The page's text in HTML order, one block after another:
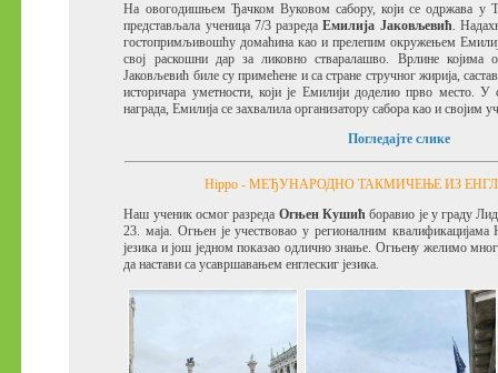
На овогодишњем Ђачком Вуковом сабору, који се одржава у
представљала ученица 7/3 разредаЕмилија Јаковљевић.
гостопримљивошћу домаћина као и прелепим окружењем
свој раскошни дар за ликовно стваралашво. Врлине којима
Јаковљевић биле су примећене и са стране стручног жирија,
историчара уметности, који је Емилији доделио прво место.
награда, Емилија се захвалила организатору сабора као и својим
Погледајте слике
Hippo - МЕЂУНАРОДНО ТАКМИЧЕЊЕ ИЗ
Наш ученик осмог разреда Огњен Кушићборавио је у граду
23. маја. Огњен је учествовао у регионалним квалификацијама
језика и још једном показао одлично знање. Огњену желимо
да настави са усавршавањем енглескиг језика.